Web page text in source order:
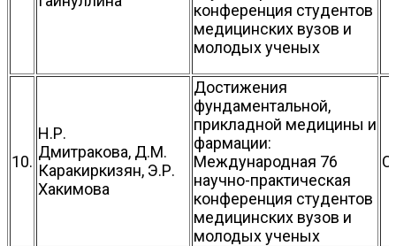
конференция студентов
медицинских вузов и
молодых ученых
10.
Н.Р.
Дмитракова, Д.М.
Каракиркизян, Э.Р.
Хакимова
Достижения
фундаментальной,
прикладной медицины и
фармации:
Международная 76
научно-практическая
конференция студентов
медицинских вузов и
молодых ученых